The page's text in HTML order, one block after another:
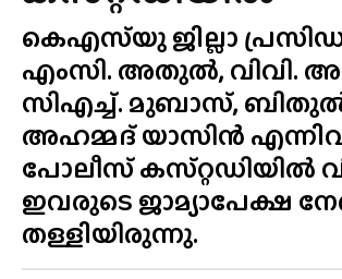
കെഎസ്‌യു ജില്ലാ
എംസി. അതുൽ, വിവി.
സിഎച്ച്‌. മുബാസ്,
അഹമ്മദ് യാസിൻ
പോലീസ് കസ്‌റ്റഡിയിൽ
ഇവരുടെ ജാമ്യാപേക്ഷ
തള്ളിയിരുന്നു.